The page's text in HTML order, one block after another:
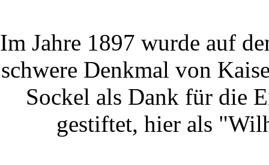
Im Jahre 1897 wurde auf
schwere Denkmal von
Sockel als Dank für die
gestiftet, hier als